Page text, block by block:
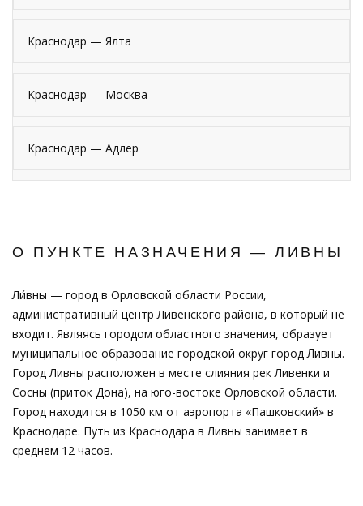
Краснодар — Ялта
Краснодар — Москва
Краснодар — Адлер
О ПУНКТЕ НАЗНАЧЕНИЯ — ЛИВНЫ
Ли́вны — город в Орловской области России,
административный центр Ливенского района, в который не
входит. Являясь городом областного значения, образует
муниципальное образование городской округ город Ливны.
Город Ливны расположен в месте слияния рек Ливенки и
Сосны (приток Дона), на юго-востоке Орловской области.
Город находится в 1050 км от аэропорта «Пашковский» в
Краснодаре. Путь из Краснодара в Ливны занимает в
среднем 12 часов.